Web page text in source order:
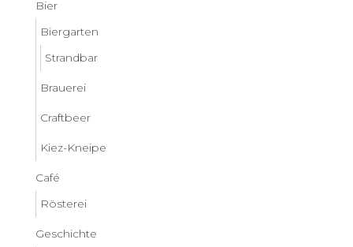
Bier
Biergarten
Strandbar
Brauerei
Craftbeer
Kiez-Kneipe
Café
Rösterei
Geschichte